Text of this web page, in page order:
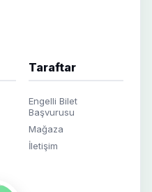
Taraftar
Engelli Bilet
Başvurusu
Mağaza
İletişim